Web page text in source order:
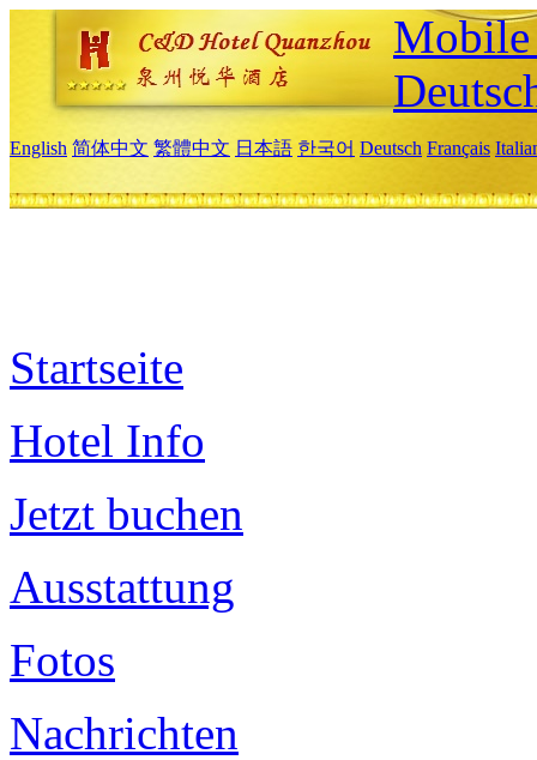
English 简体中文 繁體中文 日本語 한국어 Deutsch Français
Startseite
Hotel Info
Jetzt buchen
Ausstattung
Fotos
Nachrichten